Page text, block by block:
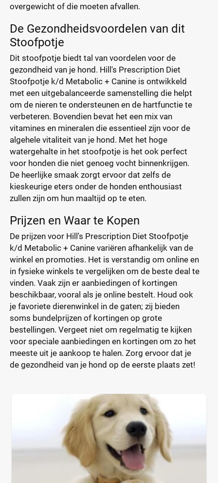
overgewicht of die moeten afvallen.
De Gezondheidsvoordelen van dit
Stoofpotje
Dit stoofpotje biedt tal van voordelen voor de
gezondheid van je hond. Hill's Prescription Diet
Stoofpotje k/d Metabolic + Canine is ontwikkeld
met een uitgebalanceerde samenstelling die helpt
om de nieren te ondersteunen en de hartfunctie te
verbeteren. Bovendien bevat het een mix van
vitamines en mineralen die essentieel zijn voor de
algehele vitaliteit van je hond. Met het hoge
watergehalte in het stoofpotje is het ook perfect
voor honden die niet genoeg vocht binnenkrijgen.
De heerlijke smaak zorgt ervoor dat zelfs de
kieskeurige eters onder de honden enthousiast
zullen zijn om hun maaltijd op te eten.
Prijzen en Waar te Kopen
De prijzen voor Hill's Prescription Diet Stoofpotje
k/d Metabolic + Canine variëren afhankelijk van de
winkel en promoties. Het is verstandig om online en
in fysieke winkels te vergelijken om de beste deal te
vinden. Vaak zijn er aanbiedingen of kortingen
beschikbaar, vooral als je online bestelt. Houd ook
je favoriete dierenwinkel in de gaten; zij bieden
soms bundelprijzen of kortingen op grote
bestellingen. Vergeet niet om regelmatig te kijken
voor speciale aanbiedingen en kortingen om zo het
meeste uit je aankoop te halen. Zorg ervoor dat je
de gezondheid van je hond op de eerste plaats zet!